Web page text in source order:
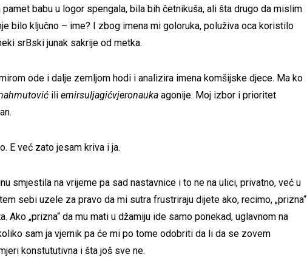
babu u logor spengala, bila bih četnikuša, ali šta drugo da mislim
bilo ključno – ime? I zbog imena mi goloruka, poluživa oca koristilo
srBski junak sakrije od metka.
ode i dalje zemljom hodi i analizira imena komšijske djece. Ma ko
ili emirsuljagićvjeronauka agonije. Moj izbor i prioritet
E već zato jesam kriva i ja.
smjestila na vrijeme pa sad nastavnice i to ne na ulici, privatno, već u
sebi uzele za pravo da mi sutra frustriraju dijete ako, recimo, „prizna“
Ako „prizna“ da mu mati u džamiju ide samo ponekad, uglavnom na
sam ja vjernik pa će mi po tome odobriti da li da se zovem
konstututivna i šta još sve ne.